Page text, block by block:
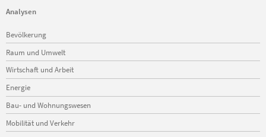
Analysen
Navigation
überspringen
Bevölkerung
Raum und Umwelt
Wirtschaft und Arbeit
Energie
Bau- und Wohnungswesen
Mobilität und Verkehr